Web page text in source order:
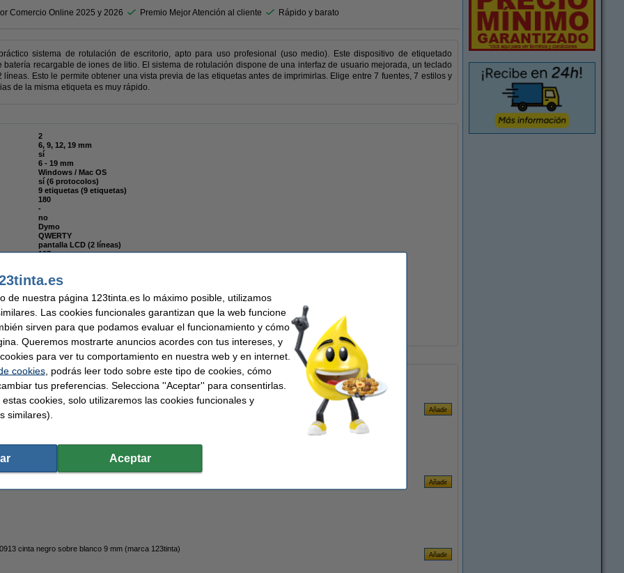
Comercio Online 2025 y 2026 Premio Mejor Atención al cliente Rápido y barato
sistema de rotulación de escritorio, apto para uso profesional (uso medio). Este dispositivo de etiquetado
recargable de iones de litio. El sistema de rotulación dispone de una interfaz de usuario mejorada, un teclado
Esto le permite obtener una vista previa de las etiquetas antes de imprimirlas. Elige entre 7 fuentes, 7 estilos y
de la misma etiqueta es muy rápido.
2
6, 9, 12, 19 mm
sí
6 - 19 mm
Windows / Mac OS
sí (6 protocolos)
9 etiquetas (9 etiquetas)
180
-
no
Dymo
QWERTY
pantalla LCD (2 líneas)
197 mm
12 mm / seg
variable
8
-
8
batería li-ion
cinta negro sobre blanco 12 mm (marca 123tinta)
negro sobre blanco 12 mm 10 cintas 45013 (marca 123tinta)
cinta negro sobre blanco 9 mm (marca 123tinta)
de nuestra página 123tinta.es lo máximo posible, utilizamos
Las cookies funcionales garantizan que la web funcione
sirven para que podamos evaluar el funcionamiento y cómo
Queremos mostrarte anuncios acordes con tus intereses, y
para ver tu comportamiento en nuestra web y en internet.
cookies, podrás leer todo sobre este tipo de cookies, cómo
tus preferencias. Selecciona ''Aceptar'' para consentirlas.
cookies, solo utilizaremos las cookies funcionales y
similares).
Aceptar